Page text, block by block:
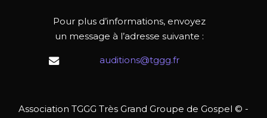
Pour plus d’informations, envoyez
un message à l’adresse suivante :
auditions@tggg.fr
Association TGGG Très Grand Groupe de Gospel © -